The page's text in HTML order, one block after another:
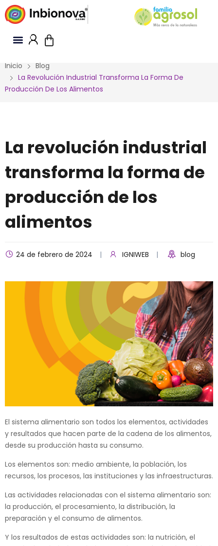
Inicio
Blog
La Revolución Industrial Transforma La Forma De
Producción De Los Alimentos
La revolución industrial
transforma la forma de
producción de los
alimentos
24 de febrero de 2024 IGNIWEB blog
El sistema alimentario son todos los elementos, actividades
y resultados que hacen parte de la cadena de los alimentos,
desde su producción hasta su consumo.
Los elementos son: medio ambiente, la población, los
recursos, los procesos, las instituciones y las infraestructuras.
Las actividades relacionadas con el sistema alimentario son:
la producción, el procesamiento, la distribución, la
preparación y el consumo de alimentos.
Y los resultados de estas actividades son: la nutrición, el